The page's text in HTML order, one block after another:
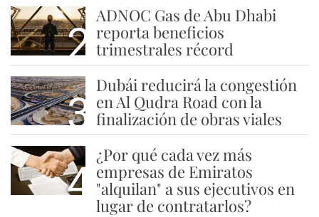
2
ADNOC Gas de Abu Dhabi
reporta beneficios
trimestrales récord
3
Dubái reducirá la congestión
en Al Qudra Road con la
finalización de obras viales
4
¿Por qué cada vez más
empresas de Emiratos
"alquilan" a sus ejecutivos en
lugar de contratarlos?